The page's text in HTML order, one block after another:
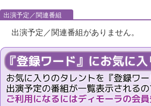
出演予定／関連番組
出演予定／関連番組がありません。